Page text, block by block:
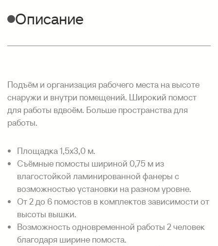
Описание
Подъём и организация рабочего места на высоте
снаружи и внутри помещений. Широкий помост
для работы вдвоём. Больше пространства для
работы.
Площадка 1,5х3,0 м.
Съёмные помосты шириной 0,75 м из
влагостойкой ламинированной фанеры с
возможностью установки на разном уровне.
От 2 до 6 помостов в комплектов зависимости от
высоты вышки.
Возможность одновременной работы 2 человек
благодаря ширине помоста.